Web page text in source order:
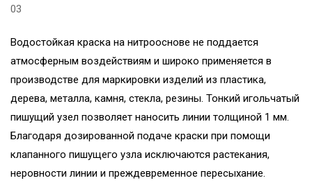
03
Водостойкая краска на нитрооснове не поддается
атмосферным воздействиям и широко применяется в
производстве для маркировки изделий из пластика,
дерева, металла, камня, стекла, резины. Тонкий игольчатый
пишущий узел позволяет наносить линии толщиной 1 мм.
Благодаря дозированной подаче краски при помощи
клапанного пишущего узла исключаются растекания,
неровности линии и преждевременное пересыхание.